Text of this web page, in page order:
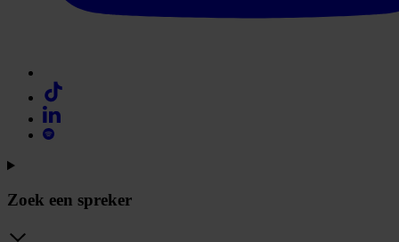
Zoek een spreker